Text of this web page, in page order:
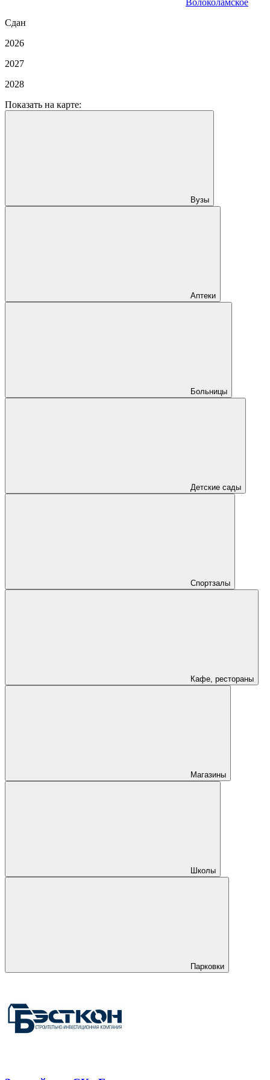
Сдан
2026
2027
2028
Показать на карте:
Вузы
Аптеки
Больницы
Детские сады
Спортзалы
Кафе, рестораны
Магазины
Школы
Парковки